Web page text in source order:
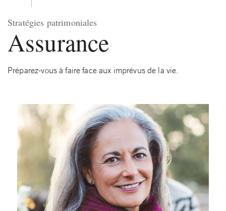
Stratégies patrimoniales
Assurance
Préparez-vous à faire face aux imprévus de la vie.